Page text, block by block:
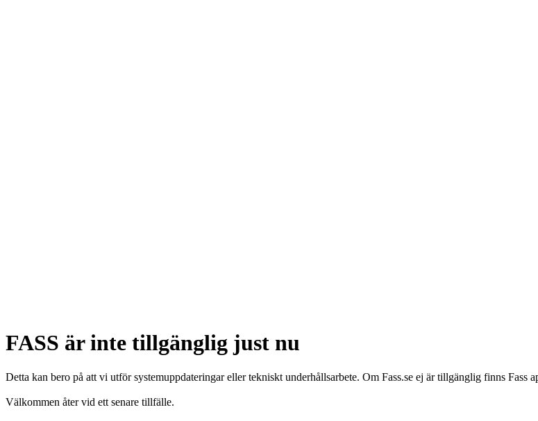
FASS är inte tillgänglig just nu
Detta kan bero på att vi utför systemuppdateringar eller tekniskt underhållsarbete. Om Fass.se ej är tillgänglig finns Fass
Välkommen åter vid ett senare tillfälle.